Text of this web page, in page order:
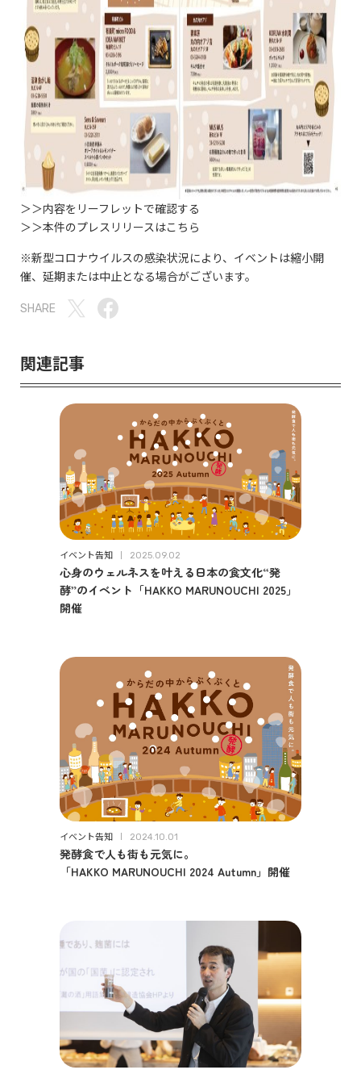
＞＞内容をリーフレットで確認する
＞＞本件のプレスリリースはこちら
※新型コロナウイルスの感染状況により、イベントは縮小開
催、延期または中止となる場合がございます。
SHARE
関連記事
イベント告知 2025.09.02
心身のウェルネスを叶える日本の食文化“発
酵”のイベント「HAKKO MARUNOUCHI 2025」
開催
イベント告知 2024.10.01
発酵食で人も街も元気に。
「HAKKO MARUNOUCHI 2024 Autumn」開催